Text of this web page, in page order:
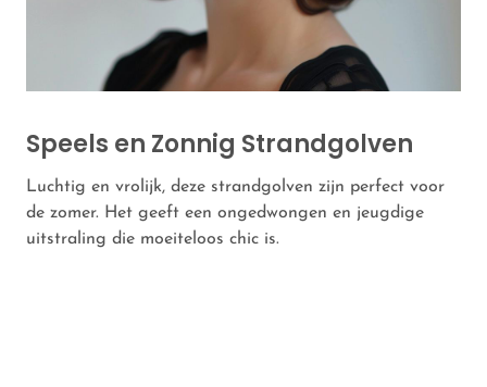
Speels en Zonnig Strandgolven
Luchtig en vrolijk, deze strandgolven zijn perfect voor
de zomer. Het geeft een ongedwongen en jeugdige
uitstraling die moeiteloos chic is.